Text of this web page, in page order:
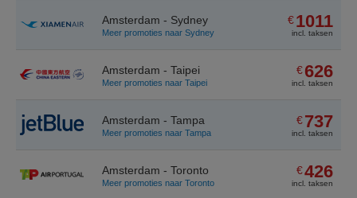
Amsterdam - Sydney
Meer promoties naar Sydney
€1011
incl. taksen
Amsterdam - Taipei
Meer promoties naar Taipei
€626
incl. taksen
Amsterdam - Tampa
Meer promoties naar Tampa
€737
incl. taksen
Amsterdam - Toronto
Meer promoties naar Toronto
€426
incl. taksen